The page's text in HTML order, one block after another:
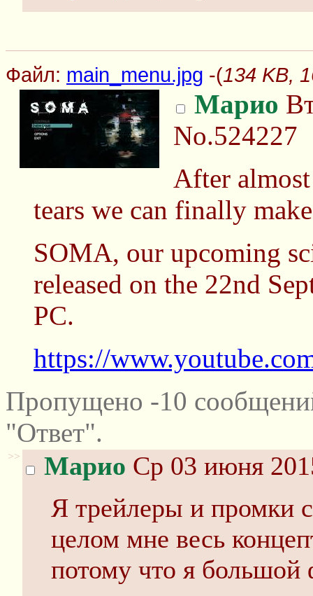
Файл: main_menu.jpg -(134 KB,
Марио
No.524227
After
tears we can finally
SOMA, our upcoming
released on the 22nd
PC.
https://
Пропущено -10
"Ответ".
>> Марио Ср 03 июня
Я трейлеры и промки
целом мне весь
потому что я большой